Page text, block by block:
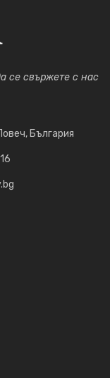
се свържете с нас
България